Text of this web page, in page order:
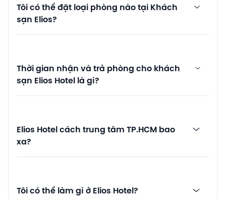
Tôi có thể đặt loại phòng nào tại Khách
sạn Elios?
Thời gian nhận và trả phòng cho khách
sạn Elios Hotel là gì?
Elios Hotel cách trung tâm TP.HCM bao
xa?
Tôi có thể làm gì ở Elios Hotel?